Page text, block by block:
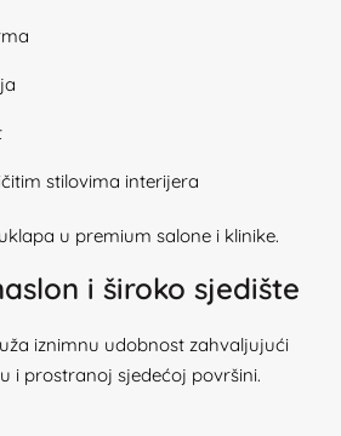
stilovima interijera
u premium salone i klinike.
i široko sjedište
iznimnu udobnost zahvaljujući
i prostranoj sjedećoj površini.